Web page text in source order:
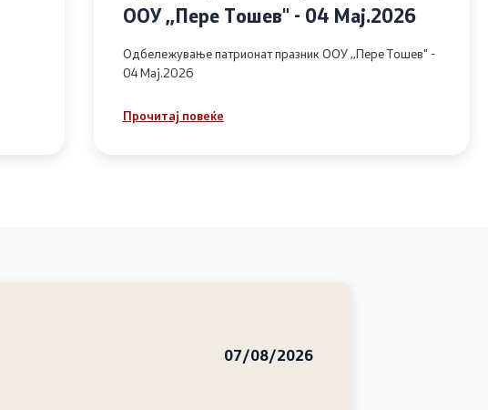
ООУ ,,Пере Тошев" - 04 Мај.2026
Одбележување патрионат празник ООУ ,,Пере Тошев" -
04 Мај.2026
Прочитај повеќе
07/08/2026